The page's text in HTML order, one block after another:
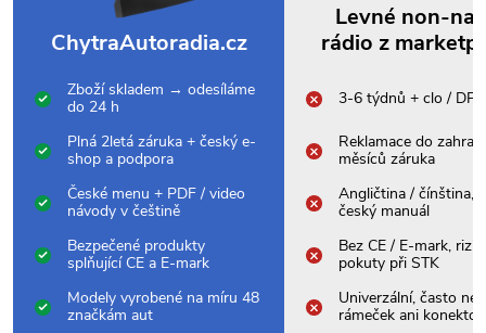
ChytraAutoradia.cz
Levné non-
rádio z
Zboží skladem → odesíláme
do 24 h
3-6 týdnů + clo /
Plná 2letá záruka + český e-
shop a podpora
Reklamace do
měsíců záruka
České menu + PDF / video
návody v češtině
Angličtina / čínština,
český manuál
Bezpečené produkty
splňující CE a E-mark
Bez CE / E-mark,
pokuty při STK
Modely vyrobené na míru 48
značkám aut
Univerzální, často
rámeček ani konektor